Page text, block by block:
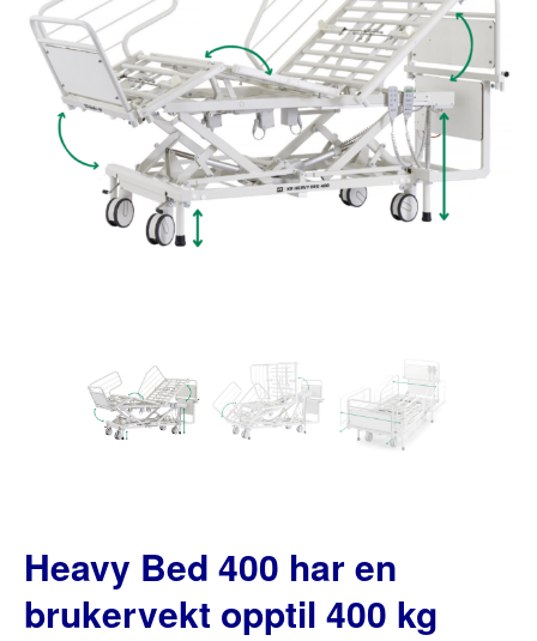
Heavy Bed 400 har en
brukervekt opptil 400 kg